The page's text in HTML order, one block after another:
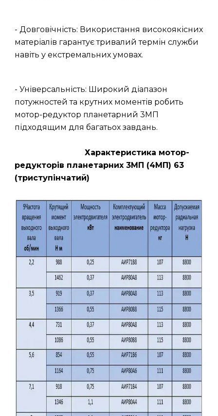
- Довговічність: Використання високоякісних
матеріалів гарантує тривалий термін служби
навіть у екстремальних умовах.
- Універсальність: Широкий діапазон
потужностей та крутних моментів робить
мотор-редуктор планетарний 3МП
підходящим для багатьох завдань.
Характеристика мотор-
редукторів планетарних 3МП (4МП) 63
(триступінчатий)